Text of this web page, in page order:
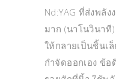
Nd:YAG ที่ส่งพลั
มาก (นาโนวินาที
ให้กลายเป็นชิ้นเ
กำจัดออกเอง ข้อ